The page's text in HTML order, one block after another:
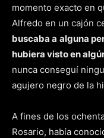
momento exacto en
Alfredo en un cajón
buscaba a alguna
hubiera visto en
nunca conseguí
agujero negro de la
A fines de los
Rosario, había